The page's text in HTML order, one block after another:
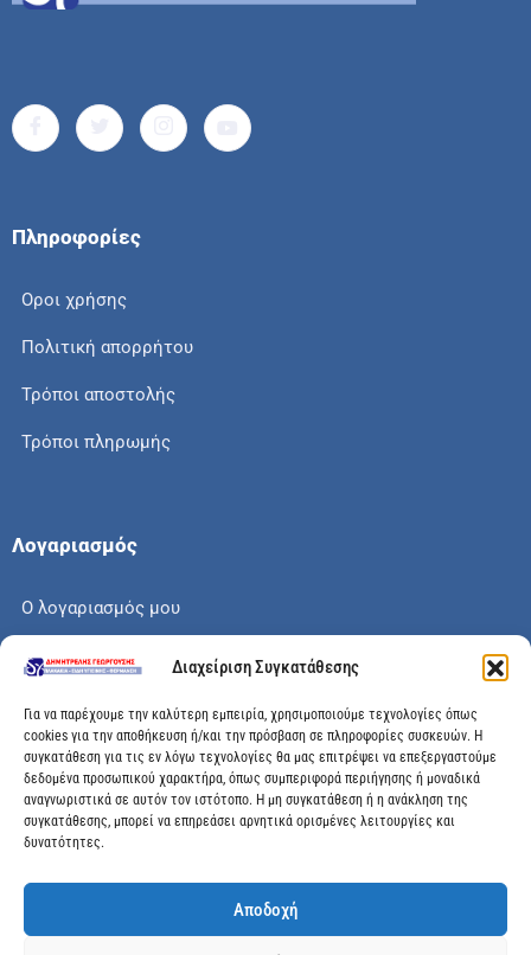
Διαχείριση Συγκατάθεσης
Για να παρέχουμε την καλύτερη εμπειρία, χρησιμοποιούμε τεχνολογίες όπως
cookies για την αποθήκευση ή/και την πρόσβαση σε πληροφορίες συσκευών. Η
συγκατάθεση για τις εν λόγω τεχνολογίες θα μας επιτρέψει να επεξεργαστούμε
δεδομένα προσωπικού χαρακτήρα, όπως συμπεριφορά περιήγησης ή μοναδικά
αναγνωριστικά σε αυτόν τον ιστότοπο. Η μη συγκατάθεση ή η ανάκληση της
συγκατάθεσης, μπορεί να επηρεάσει αρνητικά ορισμένες λειτουργίες και
δυνατότητες.
Αποδοχή
Πληροφορίες
Οροι χρήσης
Πολιτική απορρήτου
Τρόποι αποστολής
Τρόποι πληρωμής
Λογαριασμός
Ο λογαριασμός μου
Το καλάθι μου
Check out
Διεύθυνση
Μεγάλης Χώρας 89, Αγρίνιο, Τ.Κ: 30100
info@dimitrelis-georgousis.gr